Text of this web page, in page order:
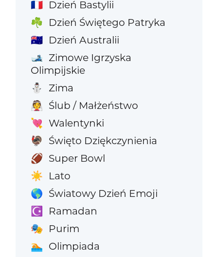
🇫🇷 Dzień Bastylii
☘️ Dzień Świętego Patryka
🇦🇺 Dzień Australii
🎿 Zimowe Igrzyska
Olimpijskie
⛄ Zima
👰 Ślub / Małżeństwo
💘 Walentynki
🦃 Święto Dziękczynienia
🏈 Super Bowl
☀️ Lato
🌎 Światowy Dzień Emoji
☪️ Ramadan
🎭 Purim
🏊 Olimpiada